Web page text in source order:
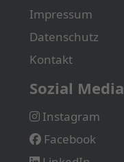
Impressum
Datenschutz
Kontakt
Sozial Media
Instagram
Facebook